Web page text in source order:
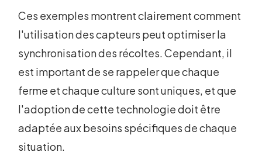
Ces exemples montrent clairement comment
l'utilisation des capteurs peut optimiser la
synchronisation des récoltes. Cependant, il
est important de se rappeler que chaque
ferme et chaque culture sont uniques, et que
l'adoption de cette technologie doit être
adaptée aux besoins spécifiques de chaque
situation.